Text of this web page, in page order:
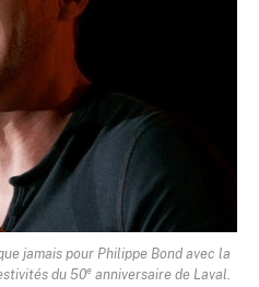
jamais pour Philippe Bond avec la
du 50eanniversaire de Laval.